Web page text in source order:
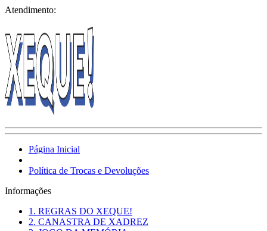
Atendimento:
Página Inicial
Política de Trocas e Devoluções
Informações
1. REGRAS DO XEQUE!
2. CANASTRA DE XADREZ